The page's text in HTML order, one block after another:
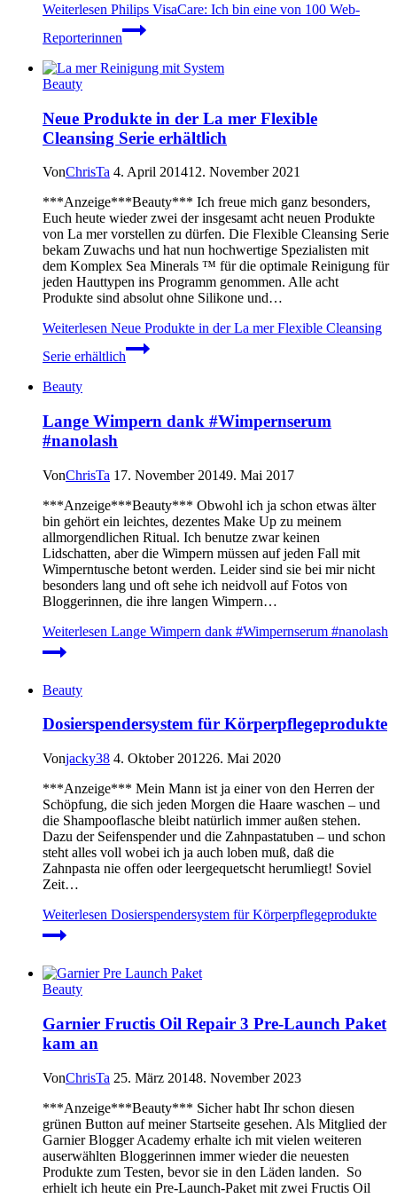
Weiterlesen Philips VisaCare: Ich bin eine von 100 Web-
Reporterinnen
Beauty
Neue Produkte in der La mer Flexible
Cleansing Serie erhältlich
VonChrisTa 4. April 201412. November 2021
***Anzeige***Beauty*** Ich freue mich ganz besonders,
Euch heute wieder zwei der insgesamt acht neuen Produkte
von La mer vorstellen zu dürfen. Die Flexible Cleansing Serie
bekam Zuwachs und hat nun hochwertige Spezialisten mit
dem Komplex Sea Minerals ™ für die optimale Reinigung für
jeden Hauttypen ins Programm genommen. Alle acht
Produkte sind absolut ohne Silikone und…
Weiterlesen Neue Produkte in der La mer Flexible Cleansing
Serie erhältlich
Beauty
Lange Wimpern dank #Wimpernserum
#nanolash
VonChrisTa 17. November 20149. Mai 2017
***Anzeige***Beauty*** Obwohl ich ja schon etwas älter
bin gehört ein leichtes, dezentes Make Up zu meinem
allmorgendlichen Ritual. Ich benutze zwar keinen
Lidschatten, aber die Wimpern müssen auf jeden Fall mit
Wimperntusche betont werden. Leider sind sie bei mir nicht
besonders lang und oft sehe ich neidvoll auf Fotos von
Bloggerinnen, die ihre langen Wimpern…
Weiterlesen Lange Wimpern dank #Wimpernserum #nanolash
Beauty
Dosierspendersystem für Körperpflegeprodukte
Vonjacky38 4. Oktober 201226. Mai 2020
***Anzeige*** Mein Mann ist ja einer von den Herren der
Schöpfung, die sich jeden Morgen die Haare waschen – und
die Shampooflasche bleibt natürlich immer außen stehen.
Dazu der Seifenspender und die Zahnpastatuben – und schon
steht alles voll wobei ich ja auch loben muß, daß die
Zahnpasta nie offen oder leergequetscht herumliegt! Soviel
Zeit…
Weiterlesen Dosierspendersystem für Körperpflegeprodukte
Beauty
Garnier Fructis Oil Repair 3 Pre-Launch Paket
kam an
VonChrisTa 25. März 20148. November 2023
***Anzeige***Beauty*** Sicher habt Ihr schon diesen
grünen Button auf meiner Startseite gesehen. Als Mitglied der
Garnier Blogger Academy erhalte ich mit vielen weiteren
auserwählten Bloggerinnen immer wieder die neuesten
Produkte zum Testen, bevor sie in den Läden landen. So
erhielt ich heute ein Pre-Launch-Paket mit zwei Fructis Oil